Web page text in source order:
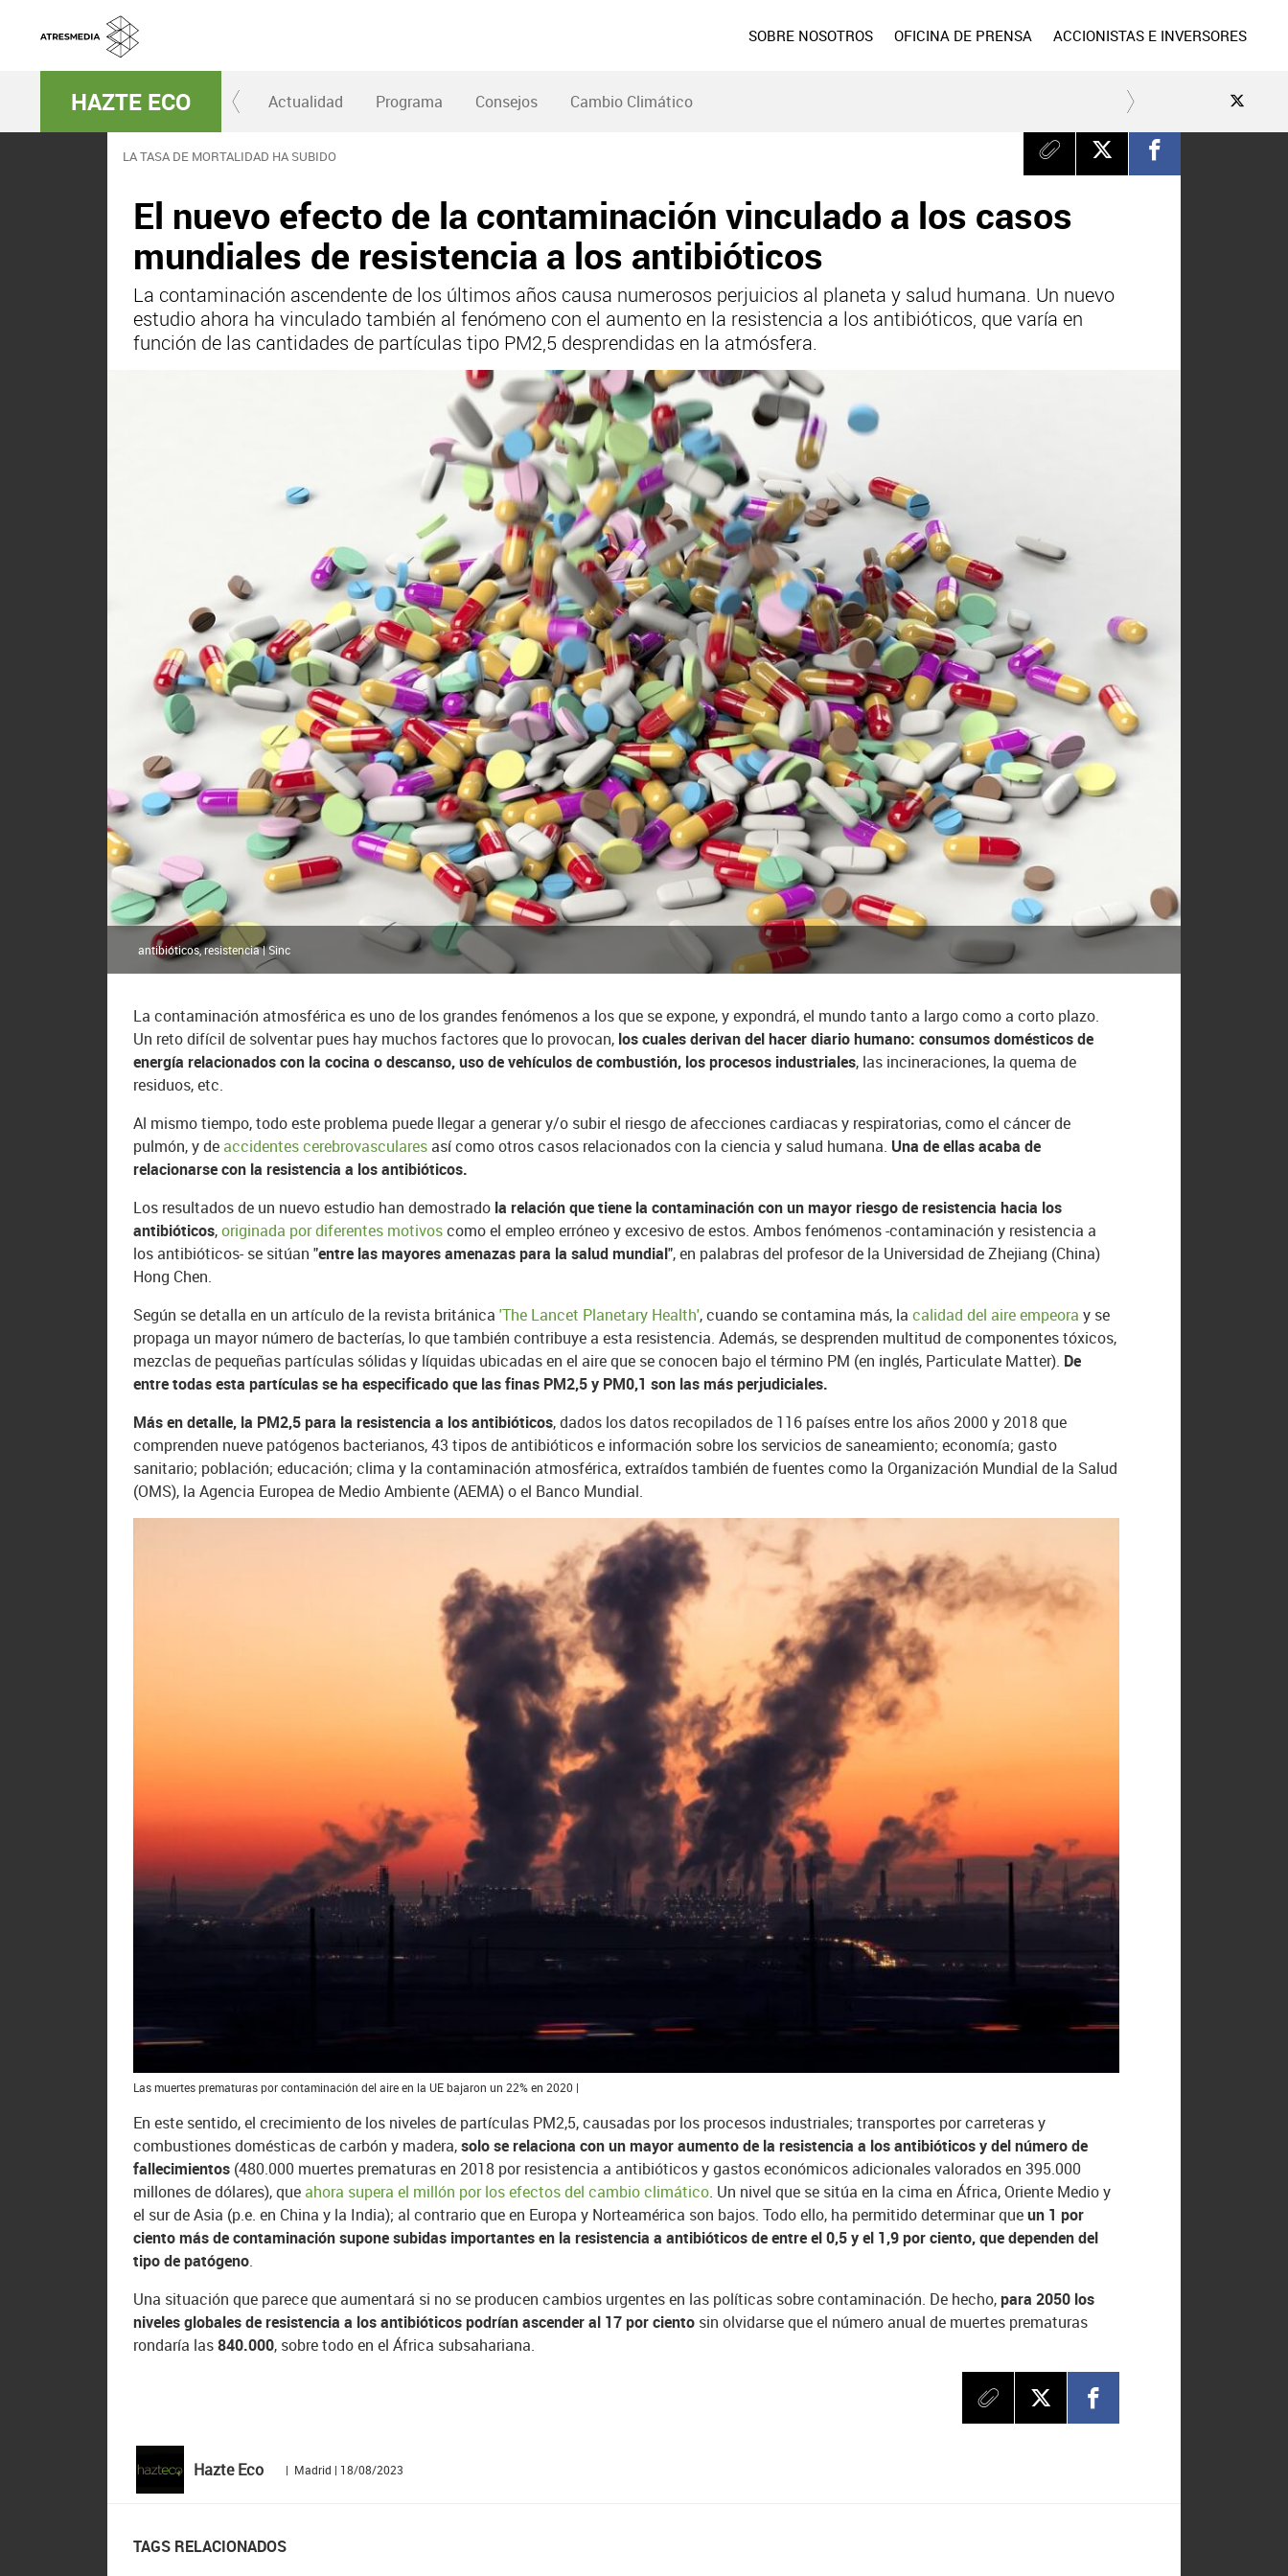
SOBRE NOSOTROS OFICINA DE PRENSA ACCIONISTAS E INVERSORES
HAZTE ECO Actualidad Programa Consejos Cambio Climático
LA TASA DE MORTALIDAD HA SUBIDO
El nuevo efecto de la contaminación vinculado a los casos
mundiales de resistencia a los antibióticos
La contaminación ascendente de los últimos años causa numerosos perjuicios al planeta y salud humana. Un nuevo
estudio ahora ha vinculado también al fenómeno con el aumento en la resistencia a los antibióticos, que varía en
función de las cantidades de partículas tipo PM2,5 desprendidas en la atmósfera.
antibióticos, resistencia | Sinc
La contaminación atmosférica es uno de los grandes fenómenos a los que se expone, y expondrá, el mundo tanto a largo como a corto plazo.
Un reto difícil de solventar pues hay muchos factores que lo provocan, los cuales derivan del hacer diario humano: consumos domésticos de
energía relacionados con la cocina o descanso, uso de vehículos de combustión, los procesos industriales, las incineraciones, la quema de
residuos, etc.
Al mismo tiempo, todo este problema puede llegar a generar y/o subir el riesgo de afecciones cardiacas y respiratorias, como el cáncer de
pulmón, y deaccidentes cerebrovascularesasí como otros casos relacionados con la ciencia y salud humana. Una de ellas acaba de
relacionarse con la resistencia a los antibióticos.
Los resultados de un nuevo estudio han demostrado la relación que tiene la contaminación con un mayor riesgo de resistencia hacia los
antibióticos,originada por diferentes motivoscomo el empleo erróneo y excesivo de estos. Ambos fenómenos -contaminación y resistencia a
los antibióticos- se sitúan "entre las mayores amenazas para la salud mundial", en palabras del profesor de la Universidad de Zhejiang (China)
Hong Chen.
Según se detalla en un artículo de la revista británica'The Lancet Planetary Health', cuando se contamina más, lacalidad del aire empeora y se
propaga un mayor número de bacterías, lo que también contribuye a esta resistencia. Además, se desprenden multitud de componentes tóxicos,
mezclas de pequeñas partículas sólidas y líquidas ubicadas en el aire que se conocen bajo el término PM (en inglés, Particulate Matter). De
entre todas esta partículas se ha especificado que las finas PM2,5 y PM0,1 son las más perjudiciales.
Más en detalle, la PM2,5 para la resistencia a los antibióticos, dados los datos recopilados de 116 países entre los años 2000 y 2018 que
comprenden nueve patógenos bacterianos, 43 tipos de antibióticos e información sobre los servicios de saneamiento; economía; gasto
sanitario; población; educación; clima y la contaminación atmosférica, extraídos también de fuentes como la Organización Mundial de la Salud
(OMS), la Agencia Europea de Medio Ambiente (AEMA) o el Banco Mundial.
Las muertes prematuras por contaminación del aire en la UE bajaron un 22% en 2020 |
En este sentido, el crecimiento de los niveles de partículas PM2,5, causadas por los procesos industriales; transportes por carreteras y
combustiones domésticas de carbón y madera,solo se relaciona con un mayor aumento de la resistencia a los antibióticos y del número de
fallecimientos (480.000 muertes prematuras en 2018 por resistencia a antibióticos y gastos económicos adicionales valorados en 395.000
millones de dólares), queahora supera el millón por los efectos del cambio climático. Un nivel que se sitúa en la cima en África, Oriente Medio y
el sur de Asia (p.e. en China y la India); al contrario que en Europa y Norteamérica son bajos. Todo ello, ha permitido determinar queun 1 por
ciento más de contaminación supone subidas importantes en la resistencia a antibióticos de entre el 0,5 y el 1,9 por ciento, que dependen del
tipo de patógeno.
Una situación que parece que aumentará si no se producen cambios urgentes en las políticas sobre contaminación. De hecho,para 2050 los
niveles globales de resistencia a los antibióticos podrían ascender al 17 por ciento sin olvidarse que el número anual de muertes prematuras
rondaría las840.000, sobre todo en el África subsahariana.
Hazte Eco | Madrid | 18/08/2023
TAGS RELACIONADOS